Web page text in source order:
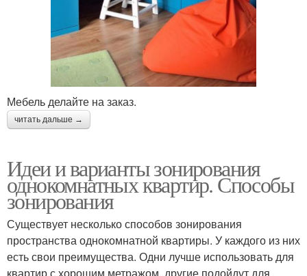
Мебель делайте на заказ.
читать дальше →
Идеи и варианты зонирования
однокомнатных квартир. Способы
зонирования
Существует несколько способов зонирования
пространства однокомнатной квартиры. У каждого из них
есть свои преимущества. Одни лучше использовать для